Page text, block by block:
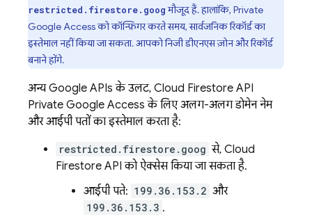
restricted.firestore.googमौजूद हैं. हालांकि, Private
Google Access को कॉन्फ़िगर करते समय, सार्वजनिक रिकॉर्ड का
इस्तेमाल नहीं किया जा सकता. आपको निजी डीएनएस ज़ोन और रिकॉर्ड
बनाने होंगे.
अन्य Google APIs के उलट, Cloud Firestore API
Private Google Access के लिए अलग-अलग डोमेन नेम
और आईपी पतों का इस्तेमाल करता है:
restricted.firestore.goog से, Cloud
Firestore API को ऐक्सेस किया जा सकता है.
आईपी पते: 199.36.153.2 और
199.36.153.3 .